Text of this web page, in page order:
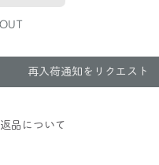
再入荷通知をリクエスト
品について